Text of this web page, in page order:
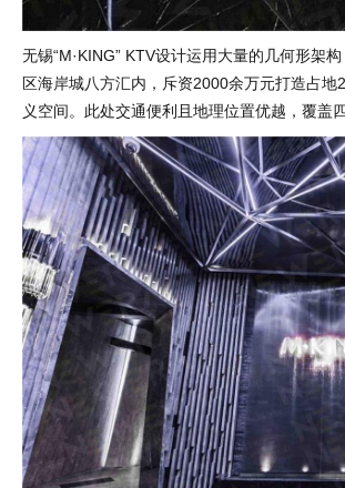
无锡“M·KING” KTV设计运用大量的几何形架
区海岸城八方汇内，斥资2000余万元打造占
义空间。此处交通便利且地理位置优越，覆盖